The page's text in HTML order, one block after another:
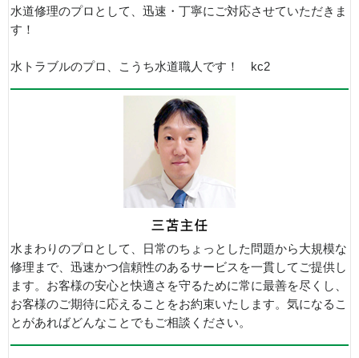
水道修理のプロとして、迅速・丁寧にご対応させていただきま
す！
水トラブルのプロ、こうち水道職人です！ kc2
水まわりのプロとして、日常のちょっとした問題から大規模な
修理まで、迅速かつ信頼性のあるサービスを一貫してご提供し
ます。お客様の安心と快適さを守るために常に最善を尽くし、
お客様のご期待に応えることをお約束いたします。気になるこ
とがあればどんなことでもご相談ください。